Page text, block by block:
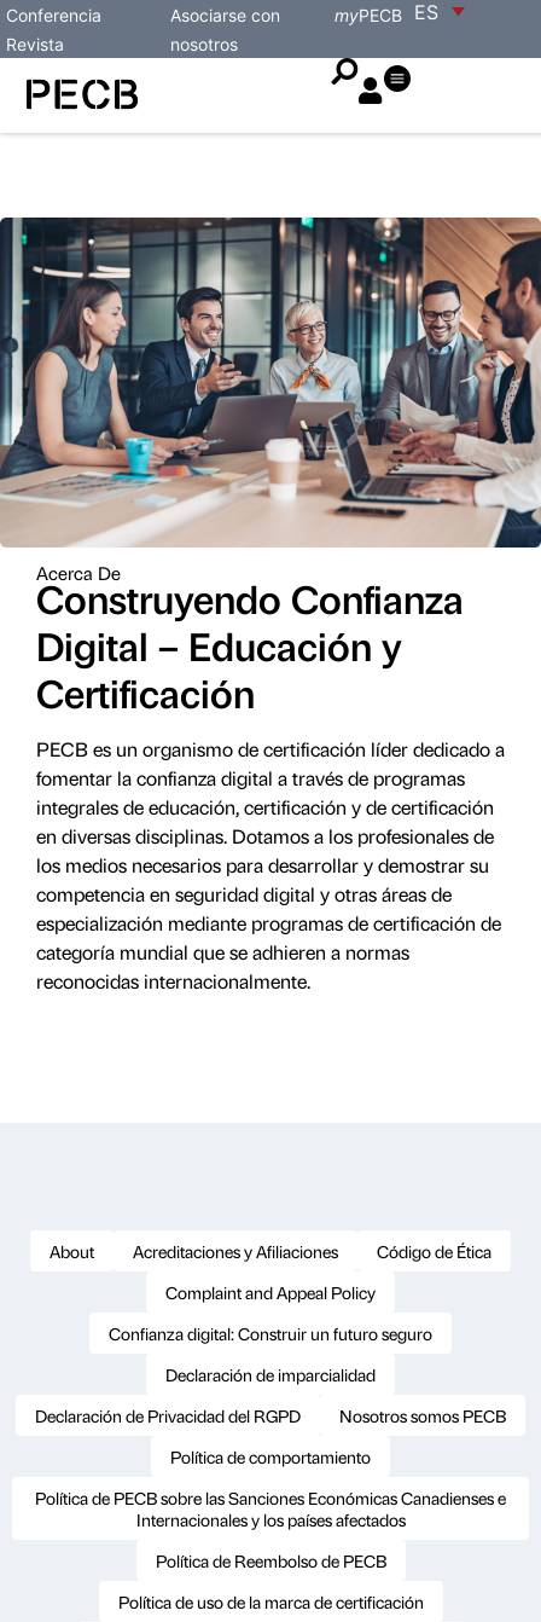
Conferencia
Revista
Asociarse con
nosotros
ES
myPECB
Acerca De
Construyendo Confianza
Digital – Educación y
Certificación
PECB es un organismo de certificación líder dedicado a
fomentar la confianza digital a través de programas
integrales de educación, certificación y de certificación
en diversas disciplinas. Dotamos a los profesionales de
los medios necesarios para desarrollar y demostrar su
competencia en seguridad digital y otras áreas de
especialización mediante programas de certificación de
categoría mundial que se adhieren a normas
reconocidas internacionalmente.
About Acreditaciones y Afiliaciones
Código de Ética
Complaint and Appeal Policy
Confianza digital: Construir un futuro seguro
Declaración de imparcialidad
Declaración de Privacidad del RGPD
Nosotros somos PECB
Política de comportamiento
Política de PECB sobre las Sanciones Económicas Canadienses e
Internacionales y los países afectados
Política de Reembolso de PECB
Política de uso de la marca de certificación